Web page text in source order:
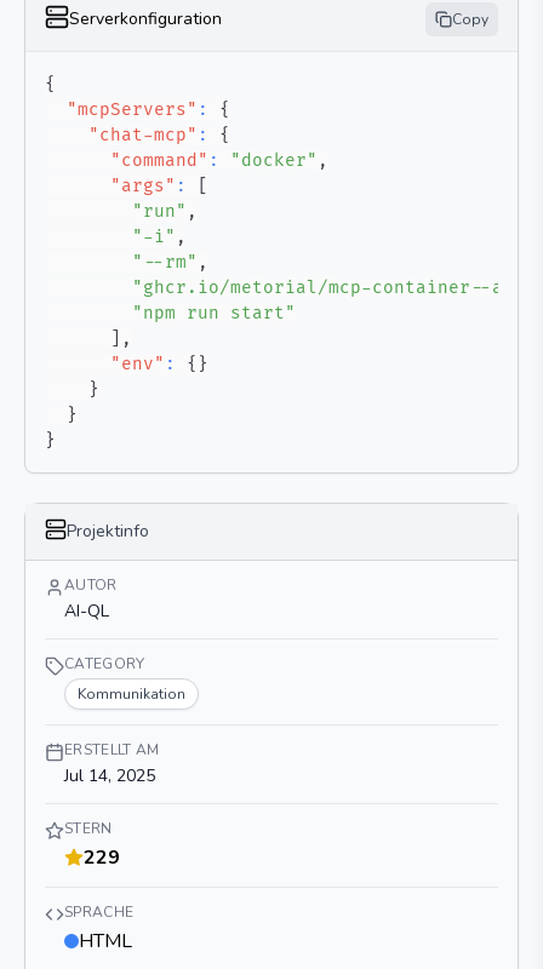
Serverkonfiguration Copy
{
"mcpServers" :
{
"chat-mcp" :
{
"command" : "docker" ,
"args" :
"run" ,
"-i" ,
"--rm" ,
"ghcr.io/metorial/mcp-container--ai-
"npm run start"
,
"env" : { }
}
}
}
Projektinfo
AUTOR
AI-QL
CATEGORY
Kommunikation
ERSTELLT AM
Jul 14, 2025
STERN
229
SPRACHE
HTML